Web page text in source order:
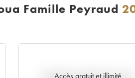
Famille Peyraud
Accès gratuit et illimité